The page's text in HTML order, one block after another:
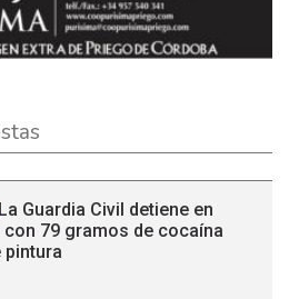
La Guardia Civil detiene en
79 gramos de cocaína
pintura